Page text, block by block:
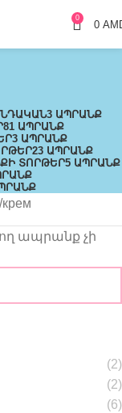
0
0
3 ԱՊՐԱՆՔ
81 ԱՊՐԱՆՔ
3 ԱՊՐԱՆՔ
23 ԱՊՐԱՆՔ
ՏՈՐԹԵՐ5 ԱՊՐԱՆՔ
(2)
(2)
(6)
крем
ապրանք չի